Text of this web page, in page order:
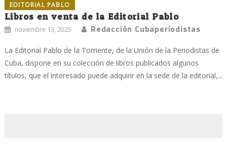
EDITORIAL PABLO
Libros en venta de la Editorial Pablo
noviembre 13, 2025 Redacción Cubaperiodistas
La Editorial Pablo de la Torriente, de la Unión de la Periodistas de
Cuba, dispone en su colección de libros publicados algunos
títulos, que el interesado puede adquirir en la sede de la editorial,...